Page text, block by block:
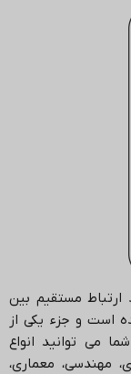
ارتباط مستقیم بین
است و جزء یکی از
شما می توانید انواع
مهندسی، معماری،